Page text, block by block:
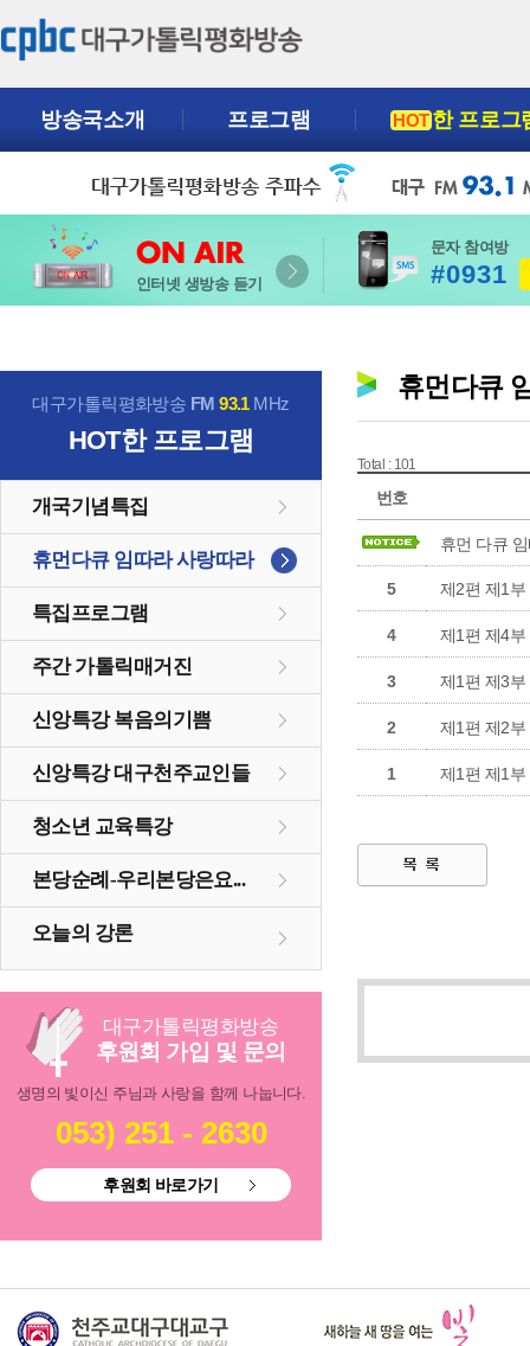
방송국소개 프로그램 HOT한 프로그
인터넷 생방송 듣기
문자 참여방
#0931
대구가톨릭평화방송 FM93.1MHz
HOT한 프로그램
개국기념특집
휴먼다큐 임따라 사랑따라
특집프로그램
주간 가톨릭매거진
신앙특강 복음의기쁨
신앙특강 대구천주교인들
청소년 교육특강
본당순례-우리본당은요...
오늘의 강론
대구가톨릭평화방송
후원회 가입 및 문의
생명의 빛이신 주님과 사랑을 함께 나눕니다.
053) 251 - 2630
후원회 바로가기
휴먼다큐
Total : 101
번호
휴먼 다큐
5 제2편 제1
4 제1편 제4
3 제1편 제3
2 제1편 제2
1 제1편 제1